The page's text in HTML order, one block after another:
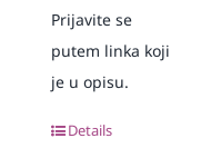
Prijavite se
putem linka koji
je u opisu.
Details